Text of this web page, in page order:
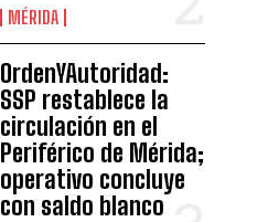
MÉRIDA
OrdenYAutoridad:
SSP restablece la
circulación en el
Periférico de Mérida;
operativo concluye
con saldo blanco